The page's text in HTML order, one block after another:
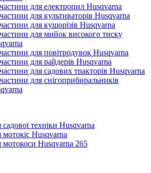
для електропил Husqvarna
для культиваторів Husqvarna
для кущорізів Husqvarna
для мийок високого тиску
для повітродувок Husqvarna
для райдерів Husqvarna
для садових тракторів Husqvarna
для снігоприбиральників
техніки Husqvarna
Husqvarna
мотокоси Husqvarna 265